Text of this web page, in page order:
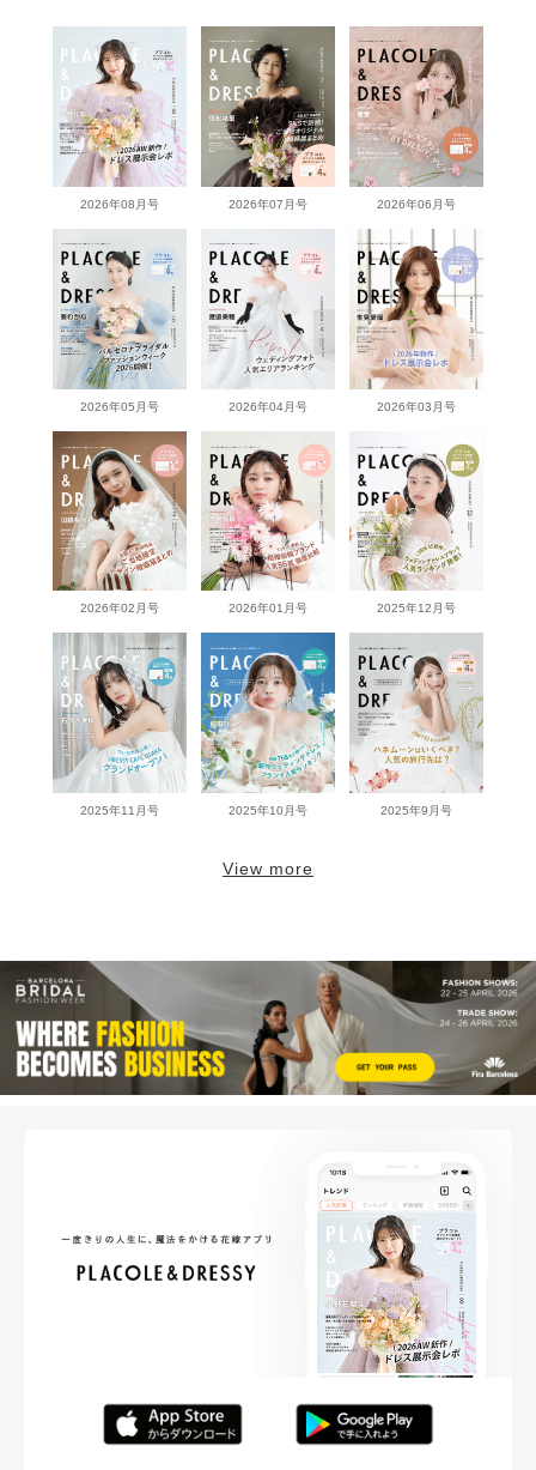
2026年08月号 2026年07月号 2026年06月号
2026年05月号 2026年04月号 2026年03月号
2026年02月号 2026年01月号 2025年12月号
2025年11月号 2025年10月号 2025年9月号
View more